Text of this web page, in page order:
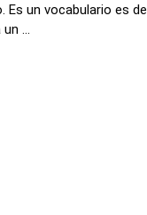
Es un vocabulario es
...